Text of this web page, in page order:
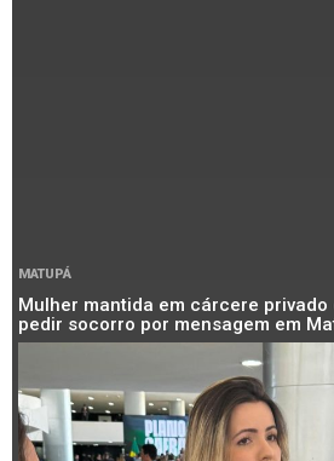
MATUPÁ
Mulher mantida em cárcere
pedir socorro por mensagem em